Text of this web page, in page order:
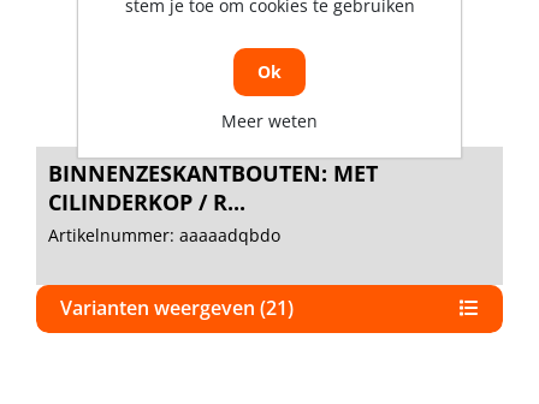
BINNENZESKANTBOUTEN: MET
CILINDERKOP / R...
Artikelnummer: aaaaadqbdo
Varianten weergeven (21)
stem je toe om cookies te gebruiken
Ok
Meer weten